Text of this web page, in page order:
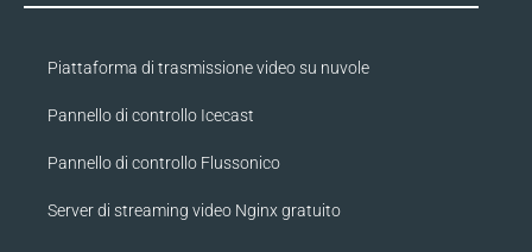
Piattaforma di trasmissione video su nuvole
Pannello di controllo Icecast
Pannello di controllo Flussonico
Server di streaming video Nginx gratuito